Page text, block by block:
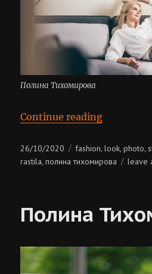
Полина Тихомирова
Continue reading“Полина
Posted
on
26/10/2020 Categories
fashion,look,photo,
rastila,полина тихомирова leave
Полина